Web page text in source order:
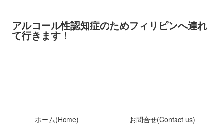
アルコール性認知症のためフィリピンへ連れ
て行きます！
ホーム(Home) お問合せ(Contact us)